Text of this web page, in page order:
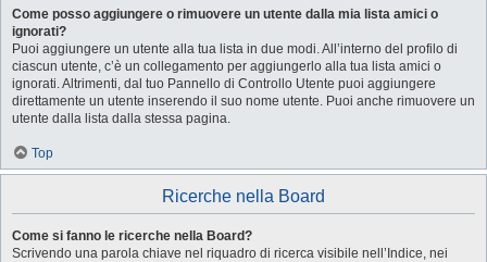
Come posso aggiungere o rimuovere un utente dalla mia lista amici o
ignorati?
Puoi aggiungere un utente alla tua lista in due modi. All’interno del profilo di
ciascun utente, c’è un collegamento per aggiungerlo alla tua lista amici o
ignorati. Altrimenti, dal tuo Pannello di Controllo Utente puoi aggiungere
direttamente un utente inserendo il suo nome utente. Puoi anche rimuovere un
utente dalla lista dalla stessa pagina.
Top
Ricerche nella Board
Come si fanno le ricerche nella Board?
Scrivendo una parola chiave nel riquadro di ricerca visibile nell’Indice, nei